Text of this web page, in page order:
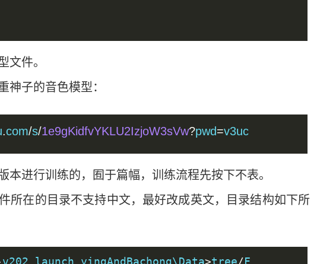
件。
子的音色模型：
.com/s/1e9gKidfvYKLU2IzjoW3sVw?pwd=v3uc
进行训练的，囿于篇幅，训练流程先按下不表。
在的目录不支持中文，最好改成英文，目录结构如下所
v202_launch_yingAndBachong\Data>tree/F